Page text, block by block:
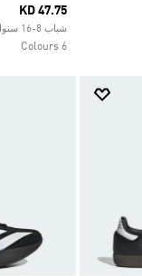
KD 47.75
شباب 8-16 سنوات الجري
6 Colours